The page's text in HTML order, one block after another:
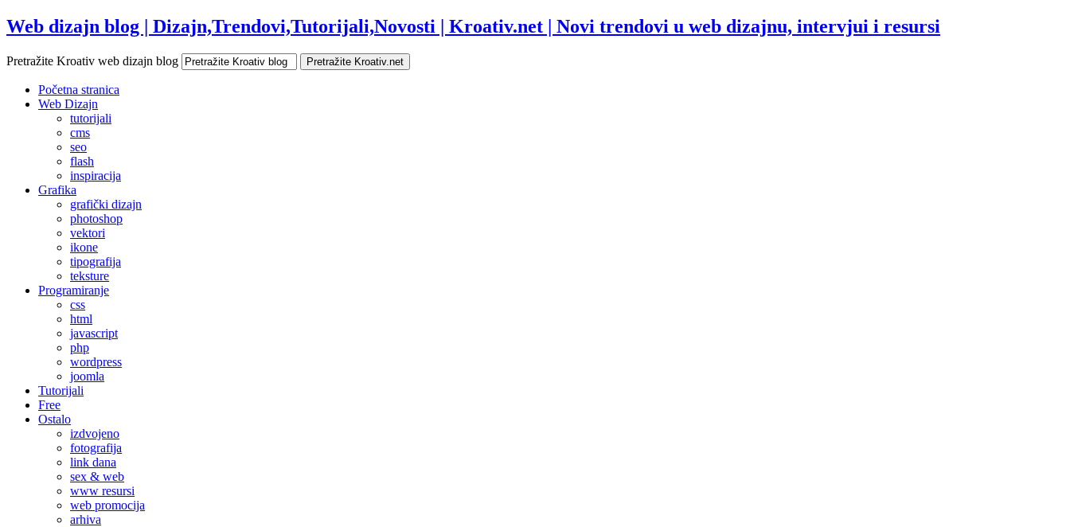
Web dizajn blog | Dizajn,Trendovi,Tutorijali,Novosti | Kroativ.net | Novi trendovi u web dizajnu, intervjui i resursi
Pretražite Kroativ web dizajn blog
Početna stranica
Web Dizajn
tutorijali
cms
seo
flash
inspiracija
Grafika
grafički dizajn
photoshop
vektori
ikone
tipografija
teksture
Programiranje
css
html
javascript
php
wordpress
joomla
Tutorijali
Free
Ostalo
izdvojeno
fotografija
link dana
sex & web
www resursi
web promocija
arhiva